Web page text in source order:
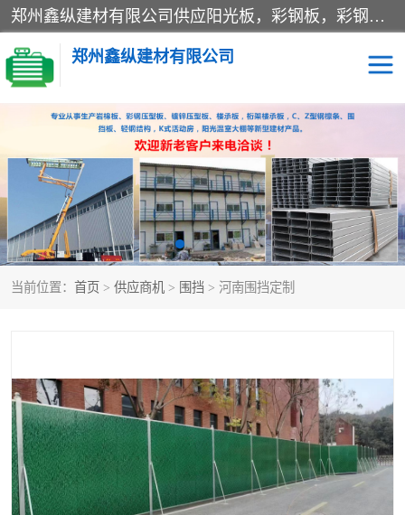
郑州鑫纵建材有限公司供应阳光板，彩钢板，彩钢钢构工程是一家集生产销售租赁安装于一体的企业，主要生产PC采光板，耐力板，仿古琉璃采光板，岩棉板、彩钢压型板、镀锌压型板、桁架楼承板，C、Z型钢檩条、围挡板、轻钢结构，阳光温室大棚等新型建材产品。公司旗下有多台移动式高空压瓦机租赁，承接全国各地业务，专业对外租赁各种型号压瓦机。
郑州鑫纵建材有限公司
当前位置： 首页 > 供应商机 > 围挡 > 河南围挡定制
高空瓦机租赁 ASA合成树脂仿古瓦
CZ型钢 FRP采光板
PC多层板 PC耐力板
建筑围挡 楼层板
岩棉板 钢结构配件
围挡 彩钢板
生产加工单板复合围挡 市
政围挡